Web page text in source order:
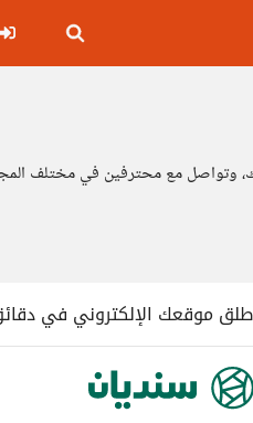
وتواصل مع محترفين في مختلف
موقعك الإلكتروني في